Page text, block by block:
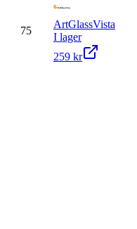
75
ArtGlassVista
I lager
259 kr